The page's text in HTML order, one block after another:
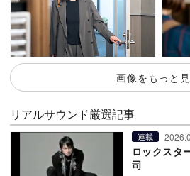
画像をもっと
リアルサウンド厳選記事
連載
ロックスタ
司